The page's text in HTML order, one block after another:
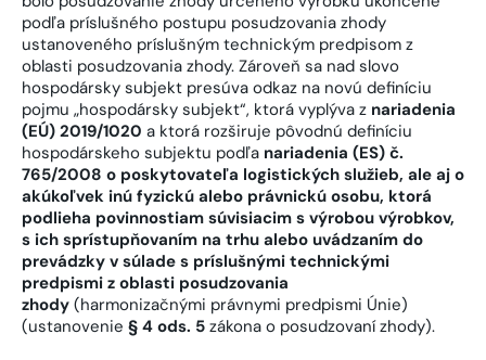
podľa príslušného postupu posudzovania zhody
ustanoveného príslušným technickým predpisom z
oblasti posudzovania zhody. Zároveň sa nad slovo
hospodársky subjekt presúva odkaz na novú definíciu
pojmu „hospodársky subjekt“, ktorá vyplýva z nariadenia
(EÚ) 2019/1020 a ktorá rozširuje pôvodnú definíciu
hospodárskeho subjektu podľa nariadenia (ES) č.
765/2008 o poskytovateľa logistických služieb, ale aj o
akúkoľvek inú fyzickú alebo právnickú osobu, ktorá
podlieha povinnostiam súvisiacim s výrobou výrobkov,
s ich sprístupňovaním na trhu alebo uvádzaním do
prevádzky v súlade s príslušnými technickými
predpismi z oblasti posudzovania
zhody (harmonizačnými právnymi predpismi Únie)
(ustanovenie § 4 ods. 5 zákona o posudzovaní zhody).